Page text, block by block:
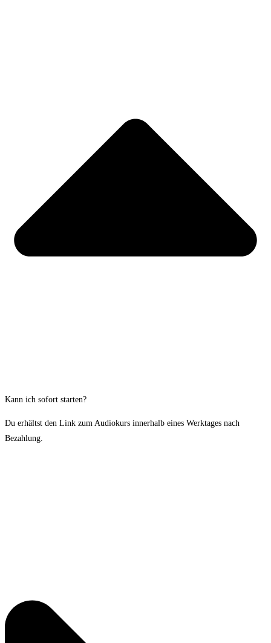
Kann ich sofort starten?
Du erhältst den Link zum Audiokurs innerhalb eines Werktages nach
Bezahlung.